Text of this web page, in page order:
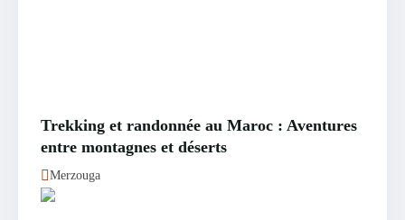
Trekking et randonnée au Maroc : Aventures
entre montagnes et déserts
Merzouga